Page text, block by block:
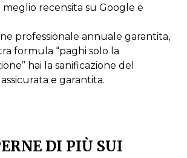
meglio recensita su Google e
professionale annuale garantita,
formula “paghi solo la
hai la sanificazione del
e garantita.
DI PIÙ SUI